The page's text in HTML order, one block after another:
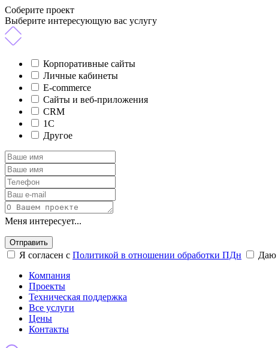
Соберите проект
Выберите интересующую вас услугу
Корпоративные сайты
Личные кабинеты
E-commerce
Сайты и веб-приложения
CRM
1C
Другое
Меня интересует...
Отправить
Я согласен с Политикой в отношении обработки ПДн Даю
Компания
Проекты
Техническая поддержка
Все услуги
Цены
Контакты